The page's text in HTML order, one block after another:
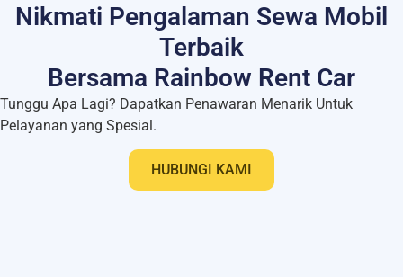
Nikmati Pengalaman Sewa Mobil
Terbaik
Bersama Rainbow Rent Car
Tunggu Apa Lagi? Dapatkan Penawaran Menarik Untuk
Pelayanan yang Spesial.
HUBUNGI KAMI